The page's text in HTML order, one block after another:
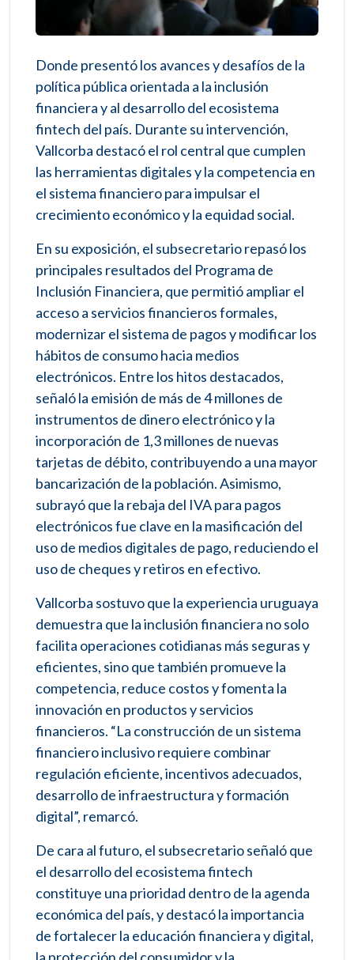
Donde presentó los avances y desafíos de la
política pública orientada a la inclusión
financiera y al desarrollo del ecosistema
fintech del país. Durante su intervención,
Vallcorba destacó el rol central que cumplen
las herramientas digitales y la competencia en
el sistema financiero para impulsar el
crecimiento económico y la equidad social.
En su exposición, el subsecretario repasó los
principales resultados del Programa de
Inclusión Financiera, que permitió ampliar el
acceso a servicios financieros formales,
modernizar el sistema de pagos y modificar los
hábitos de consumo hacia medios
electrónicos. Entre los hitos destacados,
señaló la emisión de más de 4 millones de
instrumentos de dinero electrónico y la
incorporación de 1,3 millones de nuevas
tarjetas de débito, contribuyendo a una mayor
bancarización de la población. Asimismo,
subrayó que la rebaja del IVA para pagos
electrónicos fue clave en la masificación del
uso de medios digitales de pago, reduciendo el
uso de cheques y retiros en efectivo.
Vallcorba sostuvo que la experiencia uruguaya
demuestra que la inclusión financiera no solo
facilita operaciones cotidianas más seguras y
eficientes, sino que también promueve la
competencia, reduce costos y fomenta la
innovación en productos y servicios
financieros. “La construcción de un sistema
financiero inclusivo requiere combinar
regulación eficiente, incentivos adecuados,
desarrollo de infraestructura y formación
digital”, remarcó.
De cara al futuro, el subsecretario señaló que
el desarrollo del ecosistema fintech
constituye una prioridad dentro de la agenda
económica del país, y destacó la importancia
de fortalecer la educación financiera y digital,